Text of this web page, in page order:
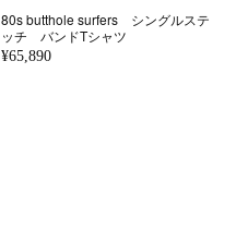
80s butthole surfers シングルステ
ッチ バンドTシャツ
¥65,890